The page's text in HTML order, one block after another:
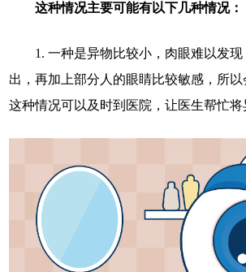
这种情况主要可能有以下几种情况：
1. 一种是异物比较小，肉眼难以发现
出，再加上部分人的眼睛比较敏感，所以
这种情况可以及时到医院，让医生帮忙将